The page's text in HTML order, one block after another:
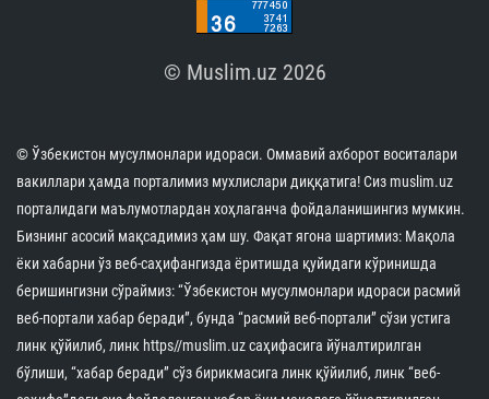
тадбирлари бўлиб ўтди
Навоийда ёш диний соҳа ходимлари билан
мулоқот ўтказилди
07.08.2026 1439 1 min.